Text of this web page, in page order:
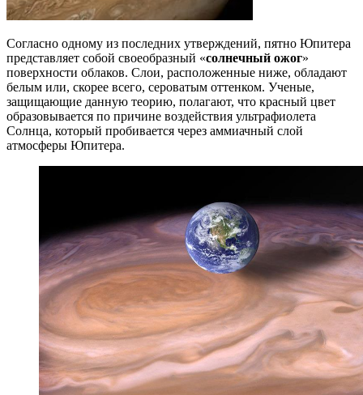
Согласно одному из последних утверждений, пятно Юпитера
представляет собой своеобразный «солнечный ожог»
поверхности облаков. Слои, расположенные ниже, обладают
белым или, скорее всего, сероватым оттенком. Ученые,
защищающие данную теорию, полагают, что красный цвет
образовывается по причине воздействия ультрафиолета
Солнца, который пробивается через аммиачный слой
атмосферы Юпитера.